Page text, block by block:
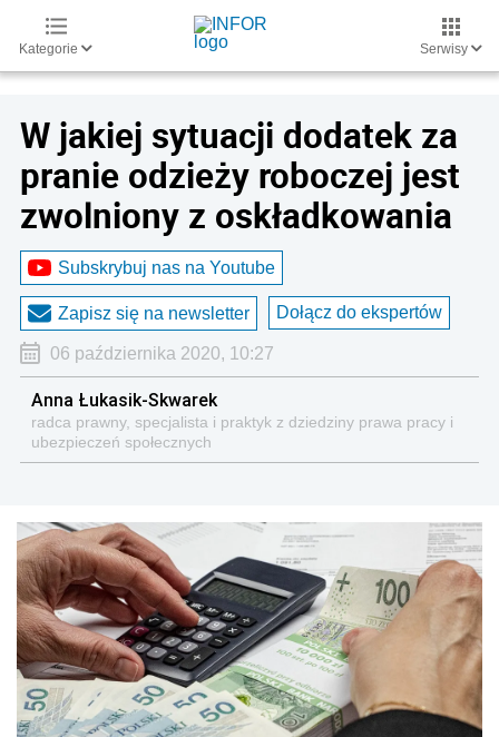
Kategorie Serwisy
W jakiej sytuacji dodatek za
pranie odzieży roboczej jest
zwolniony z oskładkowania
Subskrybuj nas na Youtube
Zapisz się na newsletter Dołącz do ekspertów
06 października 2020, 10:27
Anna Łukasik-Skwarek
radca prawny, specjalista i praktyk z dziedziny prawa pracy i
ubezpieczeń społecznych